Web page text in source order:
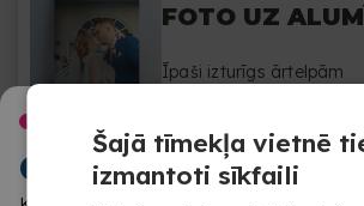
LAIPNI LŪDZAM
COPYKREA
FOTO UZ
Īpaši izturīgs ārtelpām
PIEEJAMI DAŽĀDI
IZMĒRI
Šajā tīmekļa vietnē
izmantoti sīkfaili